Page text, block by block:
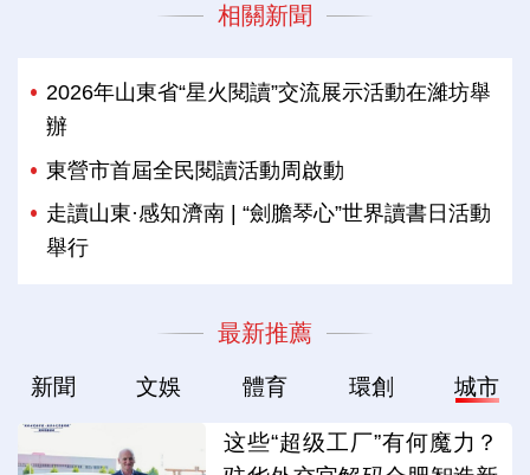
相關新聞
2026年山東省“星火閱讀”交流展示活動在濰坊舉
辦
東營市首屆全民閱讀活動周啟動
走讀山東·感知濟南 | “劍膽琴心”世界讀書日活動
舉行
最新推薦
新聞 文娛 體育 環創 城市
这些“超级工厂”有何魔力？